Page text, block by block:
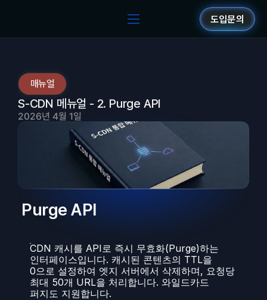
도입문의
매뉴얼
S-CDN 메뉴얼 - 2. Purge API
2026년 4월 1일
Purge API
CDN 캐시를 API로 즉시 무효화(Purge)하는
인터페이스입니다. 캐시된 콘텐츠의 TTL을
0으로 설정하여 엣지 서버에서 삭제하며, 요청당
최대 50개 URL을 처리합니다. 와일드카드
퍼지도 지원합니다.